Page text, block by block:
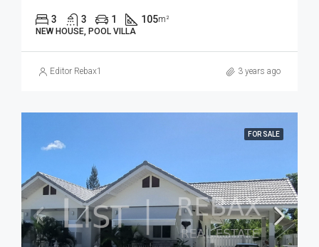
3 3 1 105m²
NEW HOUSE, POOL VILLA
Editor Rebax1 3 years ago
FOR SALE